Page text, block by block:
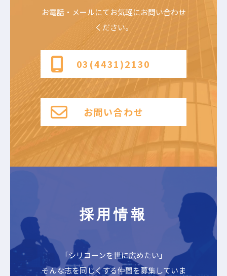
お電話・メールにてお気軽にお問い合わせ
ください。
03(4431)2130
お問い合わせ
採用情報
「シリコーンを世に広めたい」
そんな志を同じくする仲間を募集していま